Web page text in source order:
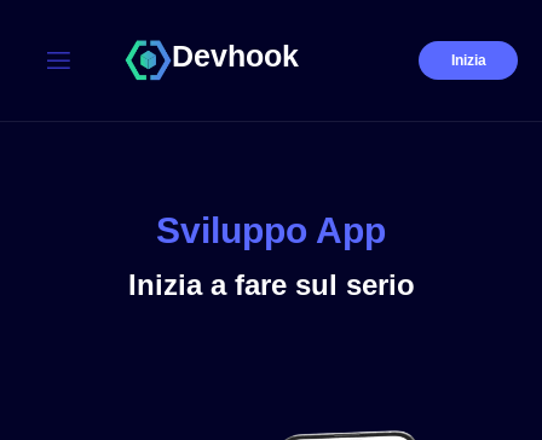
Devhook Inizia
Sviluppo App
Inizia a fare sul serio